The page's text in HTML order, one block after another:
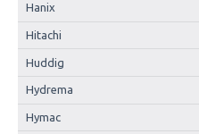
Hanix
Hitachi
Huddig
Hydrema
Hymac